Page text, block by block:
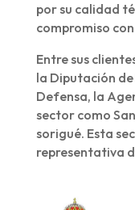
por su calidad
compromiso
Entre sus
la Diputación
Defensa, la
sector como
sorigué. Esta
representativa